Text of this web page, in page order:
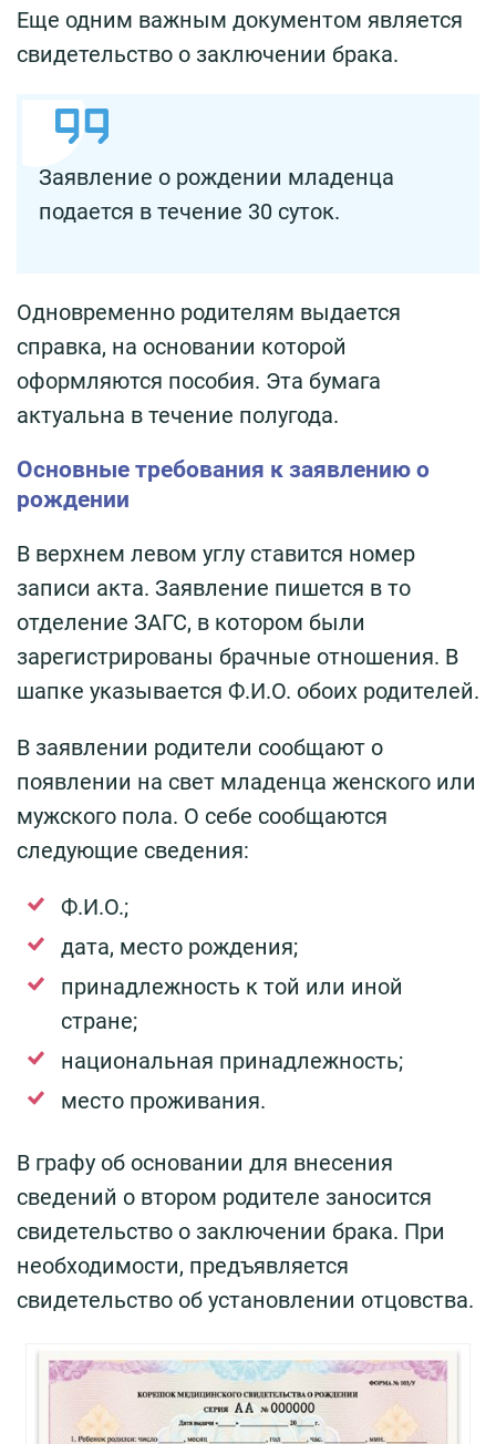
Еще одним важным документом является
свидетельство о заключении брака.
Заявление о рождении младенца
подается в течение 30 суток.
Одновременно родителям выдается
справка, на основании которой
оформляются пособия. Эта бумага
актуальна в течение полугода.
Основные требования к заявлению о
рождении
В верхнем левом углу ставится номер
записи акта. Заявление пишется в то
отделение ЗАГС, в котором были
зарегистрированы брачные отношения. В
шапке указывается Ф.И.О. обоих родителей.
В заявлении родители сообщают о
появлении на свет младенца женского или
мужского пола. О себе сообщаются
следующие сведения:
Ф.И.О.;
дата, место рождения;
принадлежность к той или иной
стране;
национальная принадлежность;
место проживания.
В графу об основании для внесения
сведений о втором родителе заносится
свидетельство о заключении брака. При
необходимости, предъявляется
свидетельство об установлении отцовства.